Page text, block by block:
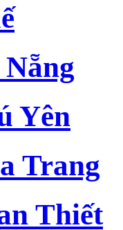
Yên
Trang
Thiết